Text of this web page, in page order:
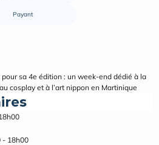
Payant
sa 4e édition : un week-end dédié à la
cosplay et à l’art nippon en Martinique
- 18h00